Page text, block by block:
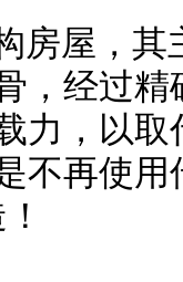
屋，其
，经过
力，以
不再使